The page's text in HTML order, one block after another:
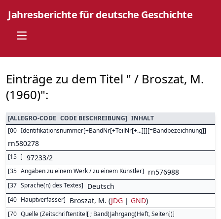
Jahresberichte für deutsche Geschichte
Open main menu
Einträge zu dem Titel " / Broszat, M.
(1960)":
[ALLEGRO-CODE CODE BESCHREIBUNG] INHALT
[00 Identifikationsnummer[+BandNr[+TeilNr[+...]]][=Bandbezeichnung]]
rn580278
[15 ] 97233/2
[35 Angaben zu einem Werk / zu einem Künstler] rn576988
[37 Sprache(n) des Textes] Deutsch
[40 Hauptverfasser] Broszat, M. (JDG | GND)
[70 Quelle (Zeitschriftentitel[ ; Band(Jahrgang)Heft, Seiten])]